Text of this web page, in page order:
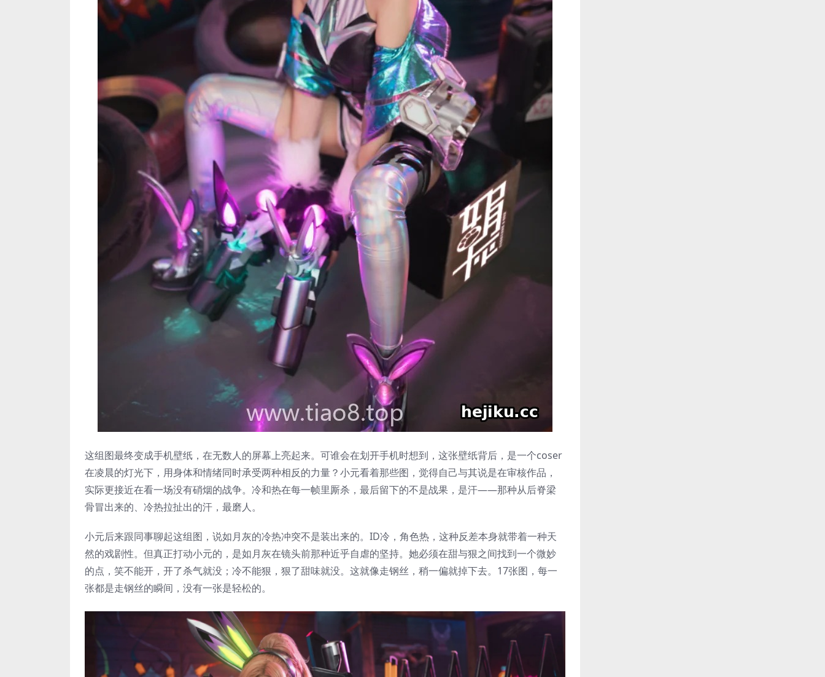
这组图最终变成手机壁纸，在无数人的屏幕上亮起来。可谁会在划开手机时想到，这张壁纸背后，是一个coser
在凌晨的灯光下，用身体和情绪同时承受两种相反的力量？小元看着那些图，觉得自己与其说是在审核作品，
实际更接近在看一场没有硝烟的战争。冷和热在每一帧里厮杀，最后留下的不是战果，是汗——那种从后脊梁
骨冒出来的、冷热拉扯出的汗，最磨人。
小元后来跟同事聊起这组图，说如月灰的冷热冲突不是装出来的。ID冷，角色热，这种反差本身就带着一种天
然的戏剧性。但真正打动小元的，是如月灰在镜头前那种近乎自虐的坚持。她必须在甜与狠之间找到一个微妙
的点，笑不能开，开了杀气就没；冷不能狠，狠了甜味就没。这就像走钢丝，稍一偏就掉下去。17张图，每一
张都是走钢丝的瞬间，没有一张是轻松的。